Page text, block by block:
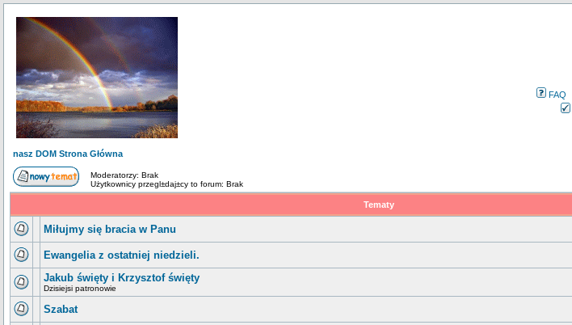
FAQ
nasz DOM Strona Główna
Moderatorzy: Brak
Użytkownicy przegl±daj±cy to forum: Brak
Tematy
Miłujmy się bracia w Panu
Ewangelia z ostatniej niedzieli.
Jakub święty i Krzysztof święty
Dzisiejsi patronowie
Szabat